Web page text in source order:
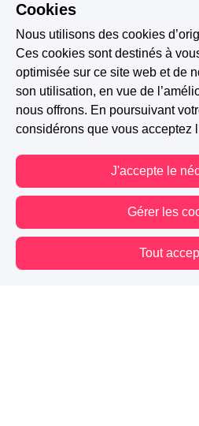
Cookies
Nous utilisons des cookies
Ces cookies sont destinés à
optimisée sur ce site web et de
son utilisation, en vue de
nous offrons. En poursuivant
considérons que vous acceptez
J'accepte le
Gérer les
Tout